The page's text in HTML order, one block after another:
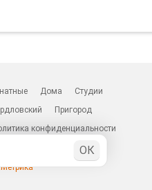
Дома
Студии
Пригород
конфиденциальности
ОК